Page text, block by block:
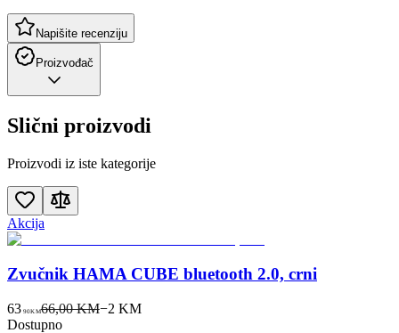
Napišite recenziju
Proizvođač
Slični proizvodi
Proizvodi iz iste kategorije
Akcija
Zvučnik HAMA CUBE bluetooth 2.0, crni
63 90KM66,00 KM−2 KM
Dostupno